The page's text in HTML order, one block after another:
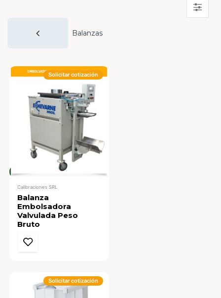
Balanzas
Solicitar cotización
Calibraciones SRL
Balanza
Embolsadora
Valvulada Peso
Bruto
Solicitar cotización